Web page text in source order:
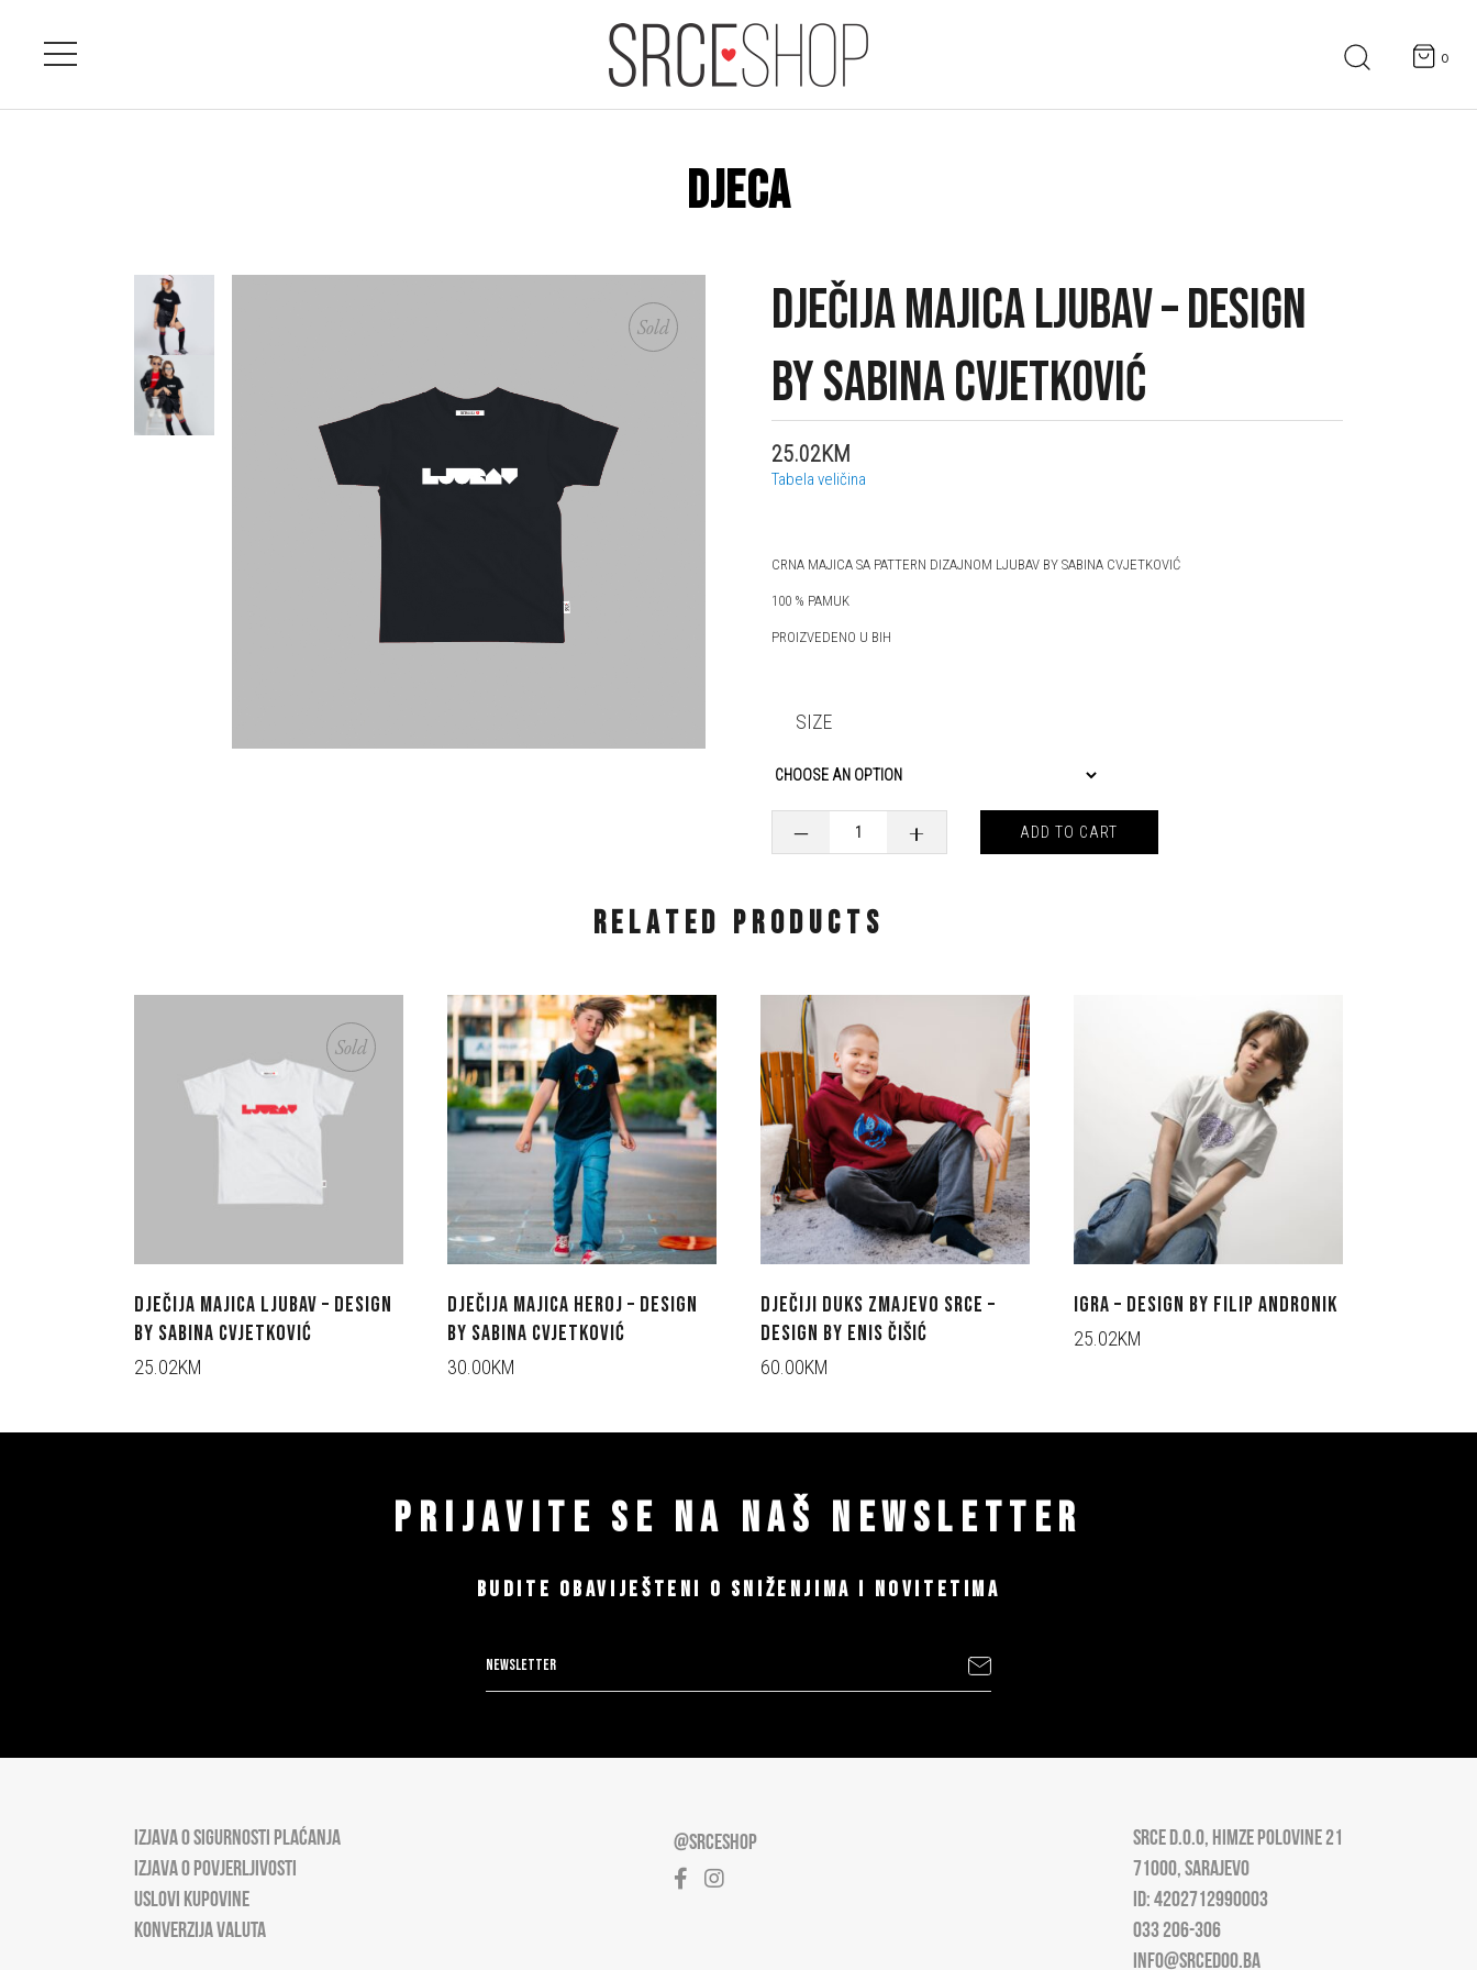
0
DJECA
Sold
DJEČIJA MAJICA LJUBAV – DESIGN
BY SABINA CVJETKOVIĆ
25.02KM
Tabela veličina
CRNA MAJICA SA PATTERN DIZAJNOM LJUBAV BY SABINA CVJETKOVIĆ
100 % PAMUK
PROIZVEDENO U BIH
SIZE
DJEČIJA MAJICA LJUBAV - DESIGN BY SABINA CVJETKOVIĆ quantity
‒ + ADD TO CART
RELATED PRODUCTS
Sold
DJEČIJA MAJICA LJUBAV – DESIGN
BY SABINA CVJETKOVIĆ
25.02KM
DJEČIJA MAJICA HEROJ – DESIGN
BY SABINA CVJETKOVIĆ
30.00KM
DJEČIJI DUKS ZMAJEVO SRCE –
DESIGN BY ENIS ČIŠIĆ
60.00KM
IGRA – DESIGN BY FILIP ANDRONIK
25.02KM
PRIJAVITE SE NA NAŠ NEWSLETTER
BUDITE OBAVIJEŠTENI O SNIŽENJIMA I NOVITETIMA
IZJAVA O SIGURNOSTI PLAĆANJA
IZJAVA O POVJERLJIVOSTI
USLOVI KUPOVINE
KONVERZIJA VALUTA
@SRCESHOP
SRCE D.O.O, HIMZE POLOVINE 21
71000, SARAJEVO
ID: 4202712990003
033 206-306
INFO@SRCEDOO.BA